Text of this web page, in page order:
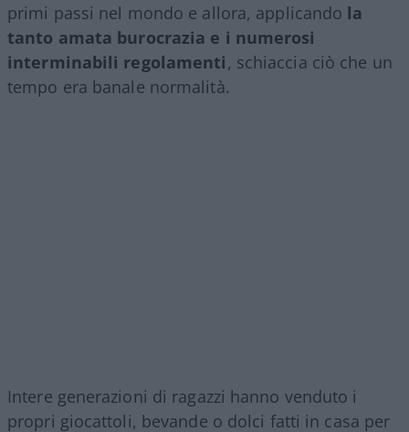
primi passi nel mondo e allora, applicando la
tanto amata burocrazia e i numerosi
interminabili regolamenti, schiaccia ciò che un
tempo era banale normalità.
Intere generazioni di ragazzi hanno venduto i
propri giocattoli, bevande o dolci fatti in casa per